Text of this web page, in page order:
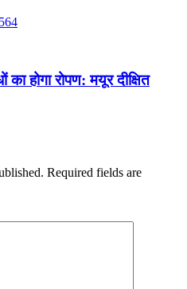
का होगा रोपण: मयूर दीक्षित
Required fields are